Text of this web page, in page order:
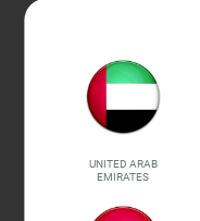
UNITED ARAB
EMIRATES